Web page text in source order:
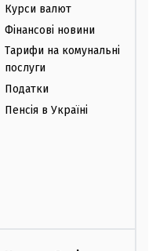
Курси валют
Фінансові новини
Тарифи на комунальні
послуги
Податки
Пенсія в Україні